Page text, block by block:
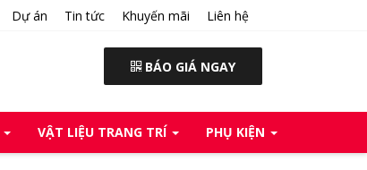
Dự án Tin tức Khuyến mãi Liên hệ
BÁO GIÁ NGAY
VẬT LIỆU TRANG TRÍ PHỤ KIỆN